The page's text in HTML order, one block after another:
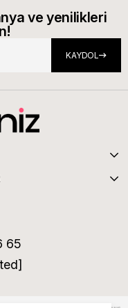
ve yenilikleri
KAYDOL
65